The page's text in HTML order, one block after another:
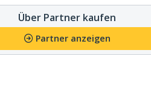
Über Partner kaufen
Partner anzeigen